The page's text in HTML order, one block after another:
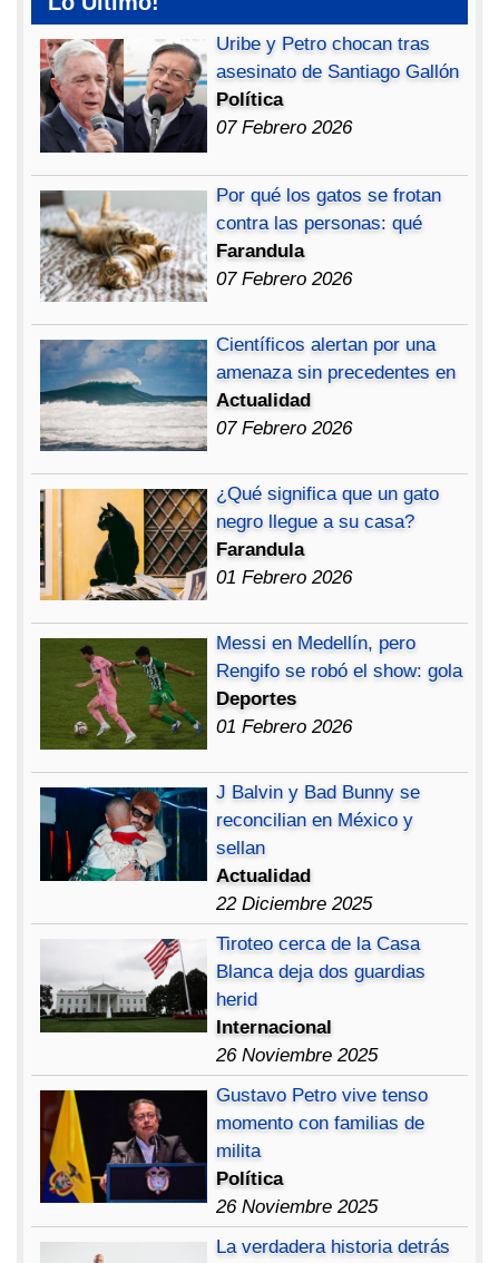
Uribe y Petro chocan tras
asesinato de Santiago Gallón
Política
07 Febrero 2026
Por qué los gatos se frotan
contra las personas: qué
Farandula
07 Febrero 2026
Científicos alertan por una
amenaza sin precedentes en
Actualidad
07 Febrero 2026
¿Qué significa que un gato
negro llegue a su casa?
Farandula
01 Febrero 2026
Messi en Medellín, pero
Rengifo se robó el show: gola
Deportes
01 Febrero 2026
J Balvin y Bad Bunny se
reconcilian en México y
sellan
Actualidad
22 Diciembre 2025
Tiroteo cerca de la Casa
Blanca deja dos guardias
herid
Internacional
26 Noviembre 2025
Gustavo Petro vive tenso
momento con familias de
milita
Política
26 Noviembre 2025
La verdadera historia detrás